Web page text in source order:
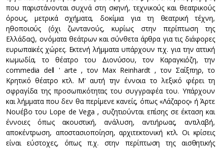
που παριστάνονται συχνά στη σκηνή, τεχνικούς και θεατρικούς
όρους, μετρικά σχήματα, δοκίμια για τη θεατρική τέχνη,
ηθοποιούς (όχι ζωντανούς, κυρίως στην περίπτωση της
Ελλάδας), ονόματα θεάτρων και σύνθετα άρθρα για τις διάφορες
ευρωπαϊκές χώρες. Εκτενή λήμματα υπάρχουν π.χ. για την αττική
κωμωδία, το θέατρο του Διονύσου, τον Καραγκιόζη, την
commedia dell ' arte , τον Max Reinhardt , τον Σαίξπηρ, το
Κρητικό θέατρο κτλ. Μ' αυτή την έννοια το λεξικό φέρει τη
σφραγίδα της προσωπικότητας του συγγραφέα του. Υπάρχουν
και λήμματα που δεν θα περίμενε κανείς, όπως «Λάζαρος» ή Άρτε
Νουέβο του Lope de Vega , συζητιούνται επίσης σε έκταση και
έννοιες όπως ακουστική, ανάλυση, αντιήρωας, αντιλαβή,
αποκέντρωση, αποστασιοποίηση, αρχιτεκτονική κτλ. Οι κρίσεις
είναι εύστοχες, όπως π.χ. στην περίπτωση της αισθητικής